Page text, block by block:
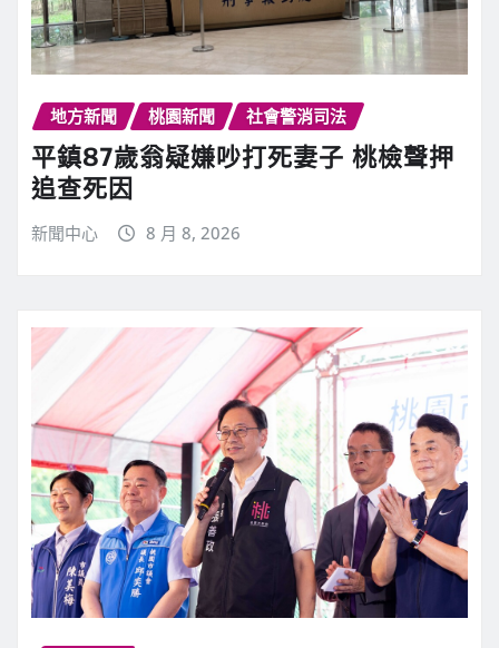
地方新聞 桃園新聞 社會警消司法
平鎮87歲翁疑嫌吵打死妻子 桃檢聲押
追查死因
新聞中心 8 月 8, 2026